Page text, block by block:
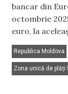
bancar din
octombrie
euro, la
Republica Moldova
Zona unică de plăți